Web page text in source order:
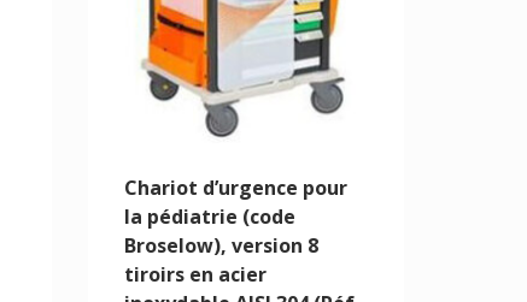
Chariot d’urgence pour
la pédiatrie (code
Broselow), version 8
tiroirs en acier